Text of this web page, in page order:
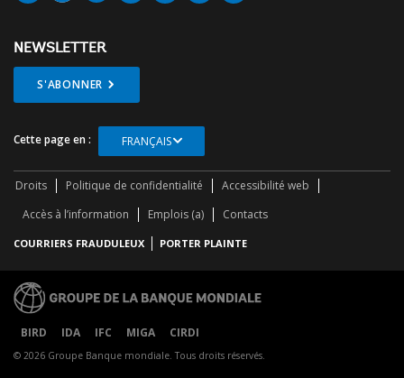
NEWSLETTER
S'ABONNER
Cette page en : FRANÇAIS
Droits Politique de confidentialité
Accessibilité web
Accès à l’information
Emplois (a) Contacts
COURRIERS FRAUDULEUX PORTER PLAINTE
BIRD IDA IFC MIGA CIRDI
© 2026 Groupe Banque mondiale. Tous droits réservés.